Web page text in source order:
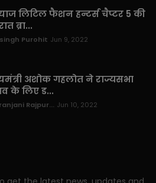
लिटिल फैशन हन्टर्स चैप्टर 5 की
ब्रा...
Purohit Jun 9, 2022
अशोक गहलोत ने राज्यसभा
के लिए ड...
Rajpur... Jun 10, 2022